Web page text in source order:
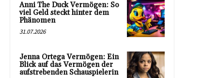
Anni The Duck Vermögen: So
viel Geld steckt hinter dem
Phänomen
31.07.2026
Jenna Ortega Vermögen: Ein
Blick auf das Vermögen der
aufstrebenden Schauspielerin